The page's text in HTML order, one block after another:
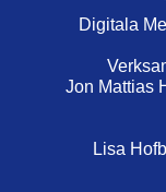
Digitala
Jon Mattias
Lisa